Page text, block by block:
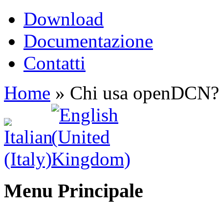
Download
Documentazione
Contatti
Home » Chi usa openDCN?
Menu Principale